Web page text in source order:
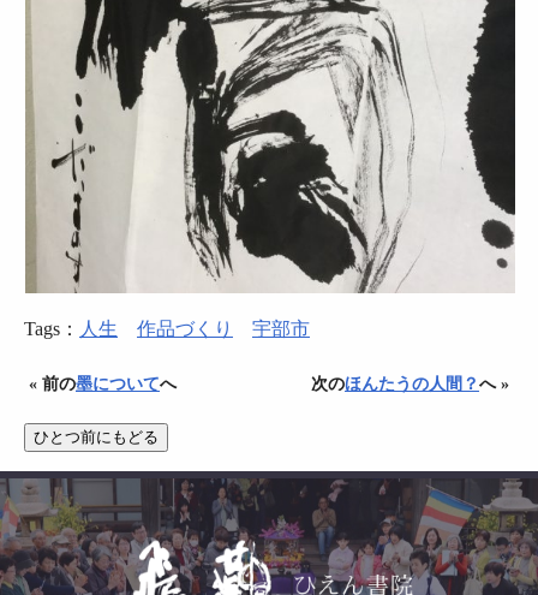
Tags： 人生 作品づくり 宇部市
« 前の墨についてへ 次のほんたうの人間？へ »